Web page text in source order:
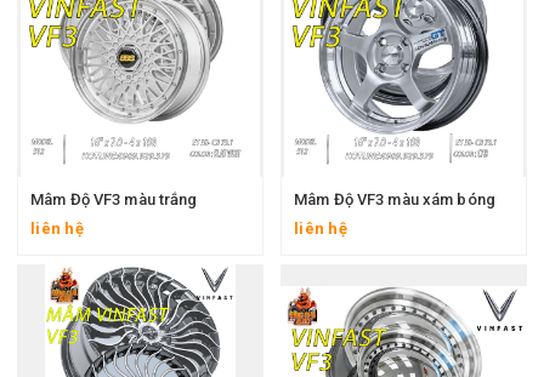
Mâm Độ VF3 màu trắng
liên hệ
Mâm Độ VF3 màu xám bóng
liên hệ